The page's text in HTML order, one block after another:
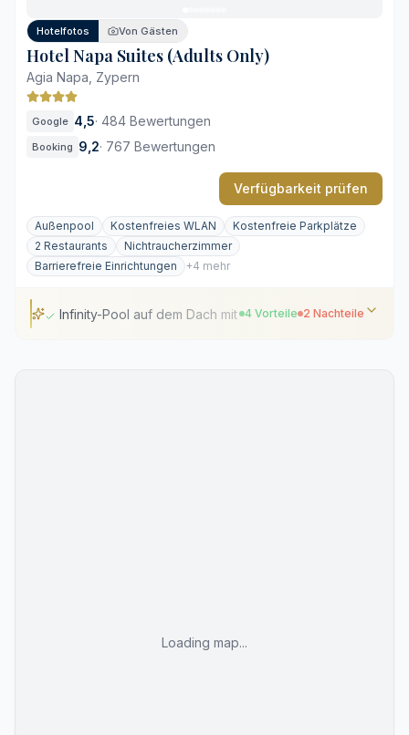
Hotelfotos Von Gästen
Hotel Napa Suites (Adults Only)
Agia Napa, Zypern
Google 4,5· 484 Bewertungen
Booking 9,2· 767 Bewertungen
Verfügbarkeit prüfen
Außenpool Kostenfreies WLAN
Kostenfreie Parkplätze
2 Restaurants
Nichtraucherzimmer
Barrierefreie Einrichtungen
+4 mehr
Infinity-Pool auf dem Dach mit Panoramablick
4 Vorteile 2 Nachteile
Loading map...